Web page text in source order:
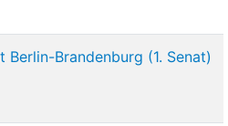
Brandenburg (1. Senat)